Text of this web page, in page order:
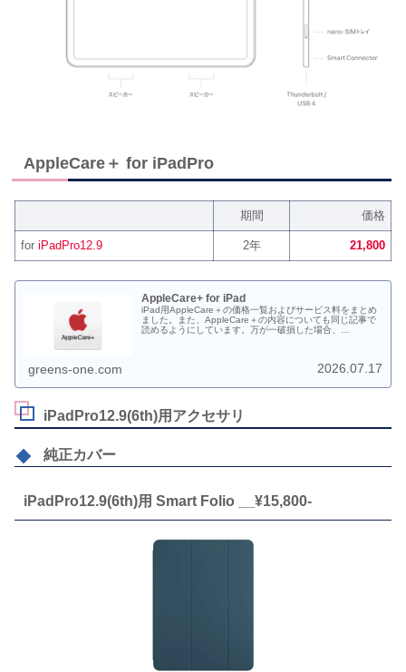
AppleCare＋ for iPadPro
期間 価格
foriPadPro12.9 2年 21,800
AppleCare+ for iPad
iPad用AppleCare＋の価格一覧およびサービス料をまとめ
ました。また、AppleCare＋の内容についても同じ記事で
読めるようにしています。万が一破損した場合、
greens-one.com 2026.07.17
iPadPro12.9(6th)用アクセサリ
純正カバー
iPadPro12.9(6th)用 Smart Folio __¥15,800-